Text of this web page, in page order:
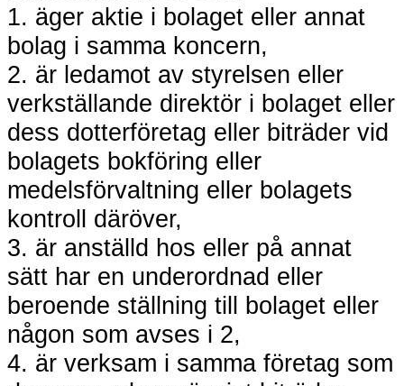
1. äger aktie i bolaget eller annat
bolag i samma koncern,
2. är ledamot av styrelsen eller
verkställande direktör i bolaget eller
dess dotterföretag eller biträder vid
bolagets bokföring eller
medelsförvaltning eller bolagets
kontroll däröver,
3. är anställd hos eller på annat
sätt har en underordnad eller
beroende ställning till bolaget eller
någon som avses i 2,
4. är verksam i samma företag som